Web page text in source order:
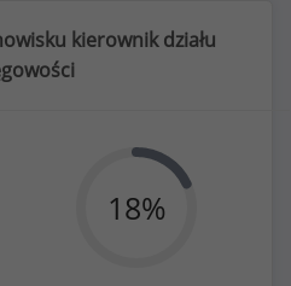
kierownik działu
18%